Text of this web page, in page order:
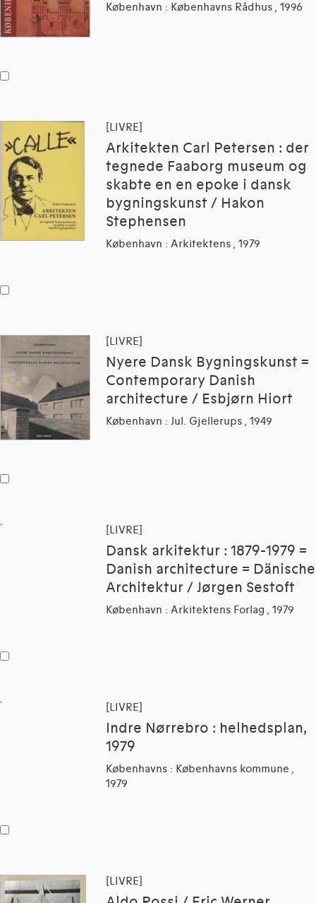
København : Københavns Rådhus , 1996
[LIVRE]
Arkitekten Carl Petersen : der
tegnede Faaborg museum og
skabte en en epoke i dansk
bygningskunst / Hakon
Stephensen
København : Arkitektens , 1979
[LIVRE]
Nyere Dansk Bygningskunst =
Contemporary Danish
architecture / Esbjørn Hiort
København : Jul. Gjellerups , 1949
[LIVRE]
Dansk arkitektur : 1879-1979 =
Danish architecture = Dänische
Architektur / Jørgen Sestoft
København : Arkitektens Forlag , 1979
[LIVRE]
Indre Nørrebro : helhedsplan,
1979
Københavns : Københavns kommune ,
1979
[LIVRE]